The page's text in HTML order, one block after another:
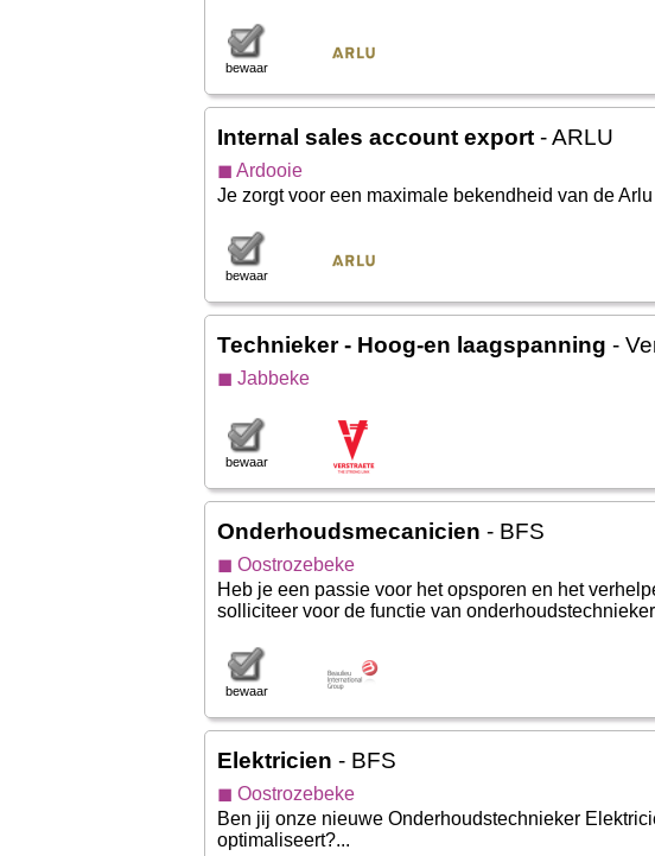
bewaar
Internal sales account export - ARLU
◼ Ardooie
Je zorgt voor een maximale bekendheid van de
bewaar
Technieker - Hoog-en laagspanning -
◼ Jabbeke
bewaar
Onderhoudsmecanicien - BFS
◼ Oostrozebeke
Heb je een passie voor het opsporen en het
solliciteer voor de functie van
bewaar
Elektricien - BFS
◼ Oostrozebeke
Ben jij onze nieuwe Onderhoudstechnieker
optimaliseert?...